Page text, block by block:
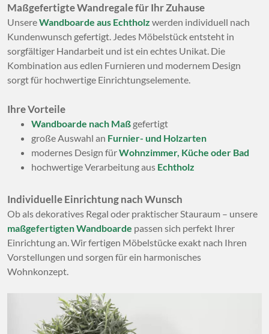
Maßgefertigte Wandregale für Ihr Zuhause
UnsereWandboarde aus Echtholz werden individuell nach
Kundenwunsch gefertigt. Jedes Möbelstück entsteht in
sorgfältiger Handarbeit und ist ein echtes Unikat. Die
Kombination aus edlen Furnieren und modernem Design
sorgt für hochwertige Einrichtungselemente.
Ihre Vorteile
Wandboarde nach Maß gefertigt
große Auswahl an Furnier- und Holzarten
modernes Design fürWohnzimmer, Küche oder Bad
hochwertige Verarbeitung aus Echtholz
Individuelle Einrichtung nach Wunsch
Ob als dekoratives Regal oder praktischer Stauraum – unsere
maßgefertigten Wandboarde passen sich perfekt Ihrer
Einrichtung an. Wir fertigen Möbelstücke exakt nach Ihren
Vorstellungen und sorgen für ein harmonisches
Wohnkonzept.